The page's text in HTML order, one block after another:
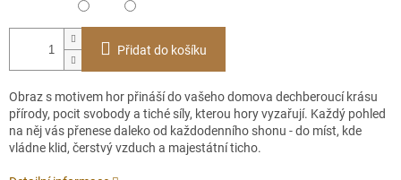
Přidat do košíku
Obraz s motivem hor přináší do vašeho domova dechberoucí krásu
přírody, pocit svobody a tiché síly, kterou hory vyzařují. Každý pohled
na něj vás přenese daleko od každodenního shonu - do míst, kde
vládne klid, čerstvý vzduch a majestátní ticho.